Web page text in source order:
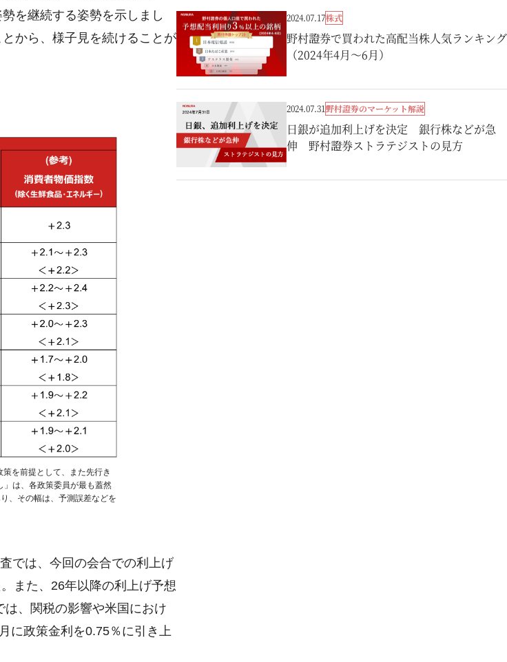
を継続する姿勢を示しまし
から、様子見を続けることが
を前提として、また先行き
」は、各政策委員が最も蓋然
、その幅は、予測誤差などを
では、今回の会合での利上げ
また、26年以降の利上げ予想
、関税の影響や米国におけ
に政策金利を0.75％に引き上
2024.07.17株式
野村證券で買われた高配当株人気ランキング
（2024年4月～6月）
2024.07.31野村證券のマーケット解説
日銀が追加利上げを決定 銀行株などが急
伸 野村證券ストラテジストの見方